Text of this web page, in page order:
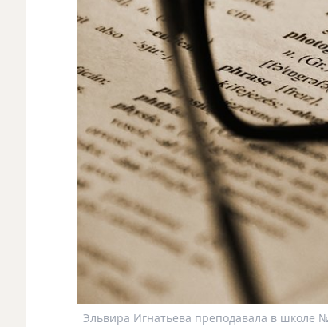
Эльвира Игнатьева преподавала в школе